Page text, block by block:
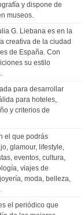
y dispone de
museos.
G. Liebana es en la
creativa de la ciudad
de España. Con
su estilo
para desarrollar
para hoteles,
y criterios de
el que podrás
glamour, lifestyle,
eventos, cultura,
viajes de
moda, belleza,
el periódico que